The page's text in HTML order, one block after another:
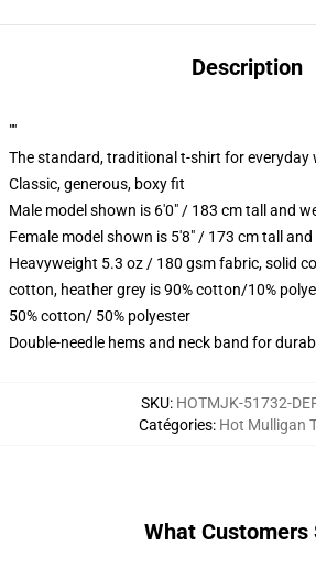
Description
""
The standard, traditional t-shirt for everyday
Classic, generous, boxy fit
Male model shown is 6'0" / 183 cm tall and
Female model shown is 5'8" / 173 cm tall and
Heavyweight 5.3 oz / 180 gsm fabric, solid
cotton, heather grey is 90% cotton/10%
50% cotton/ 50% polyester
Double-needle hems and neck band for
SKU: HOTMJK-51732-
Catégories: Hot Mulligan
What Customers